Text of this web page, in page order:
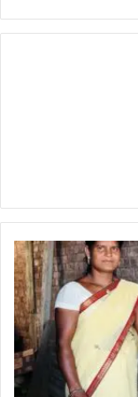
शासन
की
योजनाओं
से
सशक्त
बनी
जशपुर
की